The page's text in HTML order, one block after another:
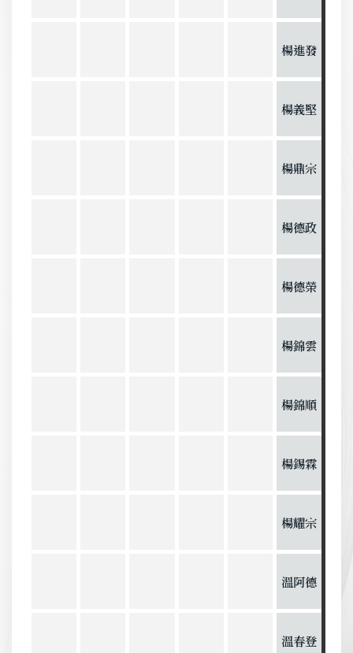
楊進發
楊義堅
楊鼎宗
楊德政
楊德榮
楊錦雲
楊錦順
楊錫霖
楊耀宗
溫阿德
溫春登